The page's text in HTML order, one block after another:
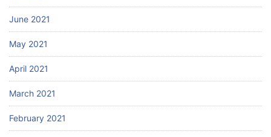
June 2021
May 2021
April 2021
March 2021
February 2021